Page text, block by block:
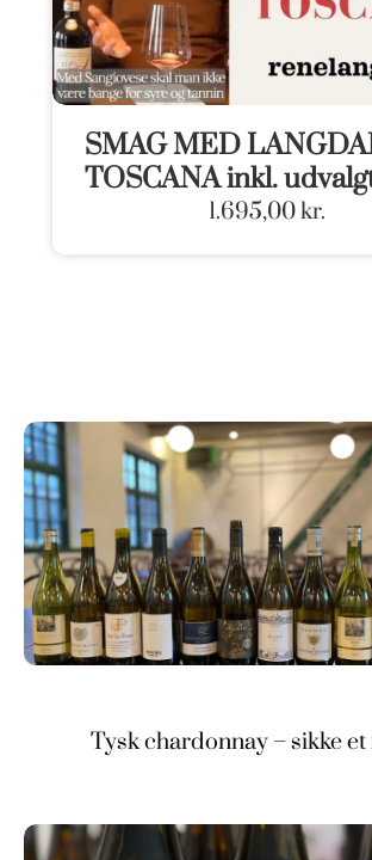
SMAG MED
TOSCANA inkl.
1.695,00kr.
Tysk chardonnay – sikke et